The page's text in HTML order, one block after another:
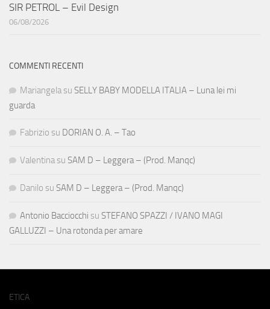
SIR PETROL – Evil Design
06/08/2026
COMMENTI RECENTI
Mariangela su SELLY BABY MODELLA ITALIA – Luna lei mi
guarda
Fabrizio su DORIAN O. A. – Tao
Valentina su SAM D – Leggera – (Prod. Manqc)
Danilo su SAM D – Leggera – (Prod. Manqc)
Antonio Bacciocchi su STEFANO SPAZZI / IVANO MAGI
GALLUZZI – Una rotonda per amare
ETICA